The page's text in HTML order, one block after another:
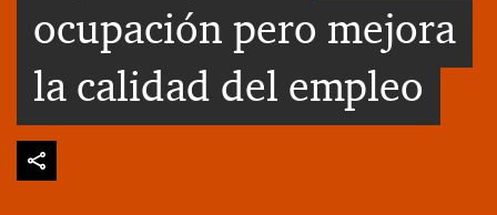
ocupación pero mejora
la calidad del empleo